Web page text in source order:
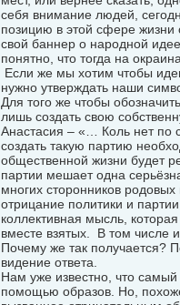
себя внимание людей,
позицию в этой сфере жизни
свой баннер о народной
понятно, что тогда на
Если же мы хотим чтобы
нужно утверждать наши
Для того же чтобы
лишь создать свою
Анастасия – «… Коль нет по
создать такую партию
общественной жизни будет
партии мешает одна
многих сторонников
отрицание политики и
коллективная мысль,
вместе взятых. В том числе
Почему же так получается?
видение ответа.
Нам уже известно, что
помощью образов. Но,